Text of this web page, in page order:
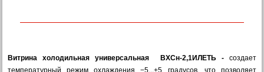
Витрина холодильная универсальная ВХСн-2,1ИЛЕТЬ - создает
температурный режим охлаждения −5...+5 градусов, что позволяет